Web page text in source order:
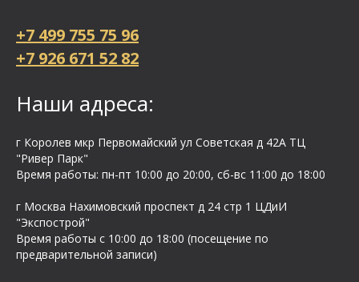
+7 499 755 75 96
+7 926 671 52 82
Наши адреса:
г Королев мкр Первомайский ул Cоветская д 42А ТЦ
"Ривер Парк"
Время работы: пн-пт 10:00 до 20:00, сб-вс 11:00 до 18:00
г Москва Нахимовский проспект д 24 стр 1 ЦДиИ
"Экспострой"
Время работы с 10:00 до 18:00 (посещение по
предварительной записи)